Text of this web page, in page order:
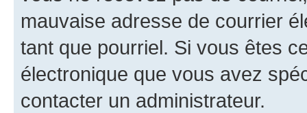
mauvaise adresse de courrier
tant que pourriel. Si vous êtes
électronique que vous avez
contacter un administrateur.